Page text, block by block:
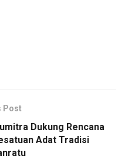
Post
Dukung Rencana
Adat Tradisi